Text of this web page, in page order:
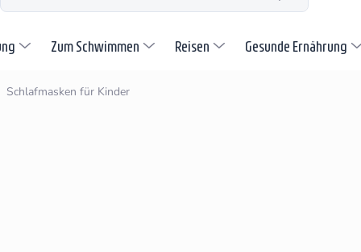
Zum Schwimmen Reisen Gesunde Ernährung
Schlafmasken für Kinder